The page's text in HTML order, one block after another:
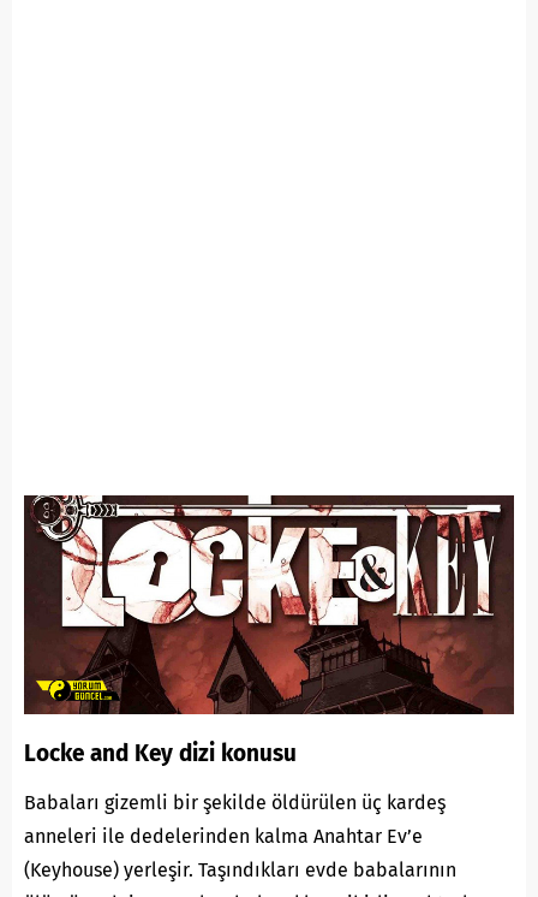
Locke and Key dizi konusu
Babaları gizemli bir şekilde öldürülen üç kardeş
anneleri ile dedelerinden kalma Anahtar Ev’e
(Keyhouse) yerleşir. Taşındıkları evde babalarının